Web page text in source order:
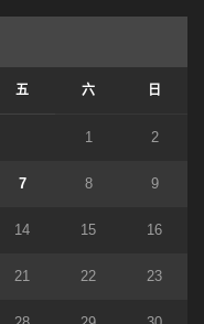
五 六 日
1 2
7 8 9
14 15 16
21 22 23